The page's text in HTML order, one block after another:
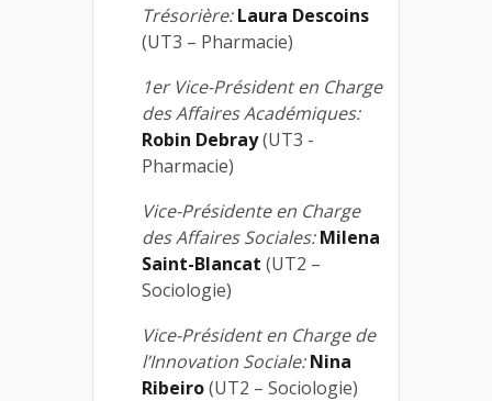
Trésorière: Laura Descoins
(UT3 – Pharmacie)
1er Vice-Président en Charge
des Affaires Académiques:
Robin Debray(UT3 -
Pharmacie)
Vice-Présidente en Charge
des Affaires Sociales: Milena
Saint-Blancat (UT2 –
Sociologie)
Vice-Président en Charge de
l’Innovation Sociale: Nina
Ribeiro(UT2 – Sociologie)